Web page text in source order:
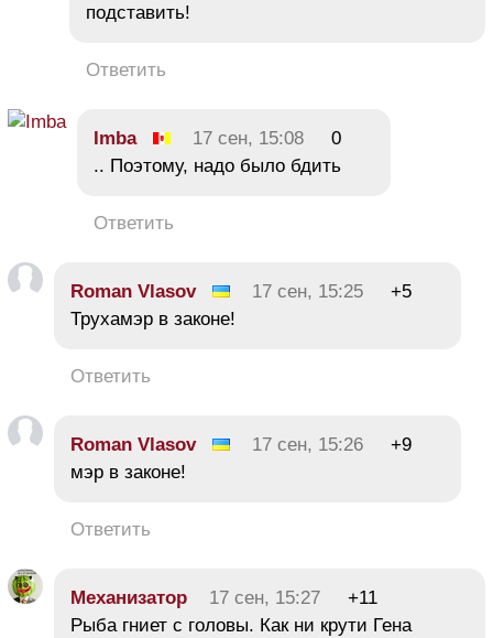
подставить!
Ответить
Imba 17 сен, 15:08
0
.. Поэтому, надо было бдить
Ответить
Roman Vlasov 17 сен, 15:25
+5
Трухамэр в законе!
Ответить
Roman Vlasov 17 сен, 15:26
+9
мэр в законе!
Ответить
Механизатор 17 сен, 15:27
+11
Рыба гниет с головы. Как ни крути Гена